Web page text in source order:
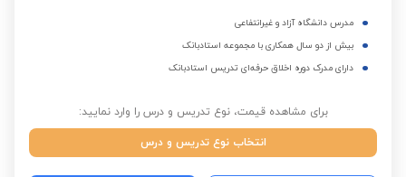
مدرس دانشگاه آزاد و غیرانتفاعی
بیش از دو سال همکاری با مجموعه استادبانک
دارای مدرک دوره اخلاق حرفه‌ای تدریس استادبانک
برای مشاهده قیمت، نوع تدریس و درس را وارد نمایید:
انتخاب نوع تدریس و درس